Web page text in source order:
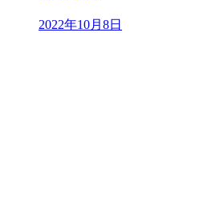
2022年10月8日